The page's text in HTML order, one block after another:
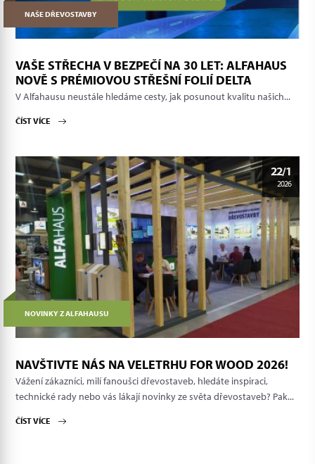
NAŠE DŘEVOSTAVBY
VAŠE STŘECHA V BEZPEČÍ NA 30 LET: ALFAHAUS
NOVĚ S PRÉMIOVOU STŘEŠNÍ FOLIÍ DELTA
V Alfahausu neustále hledáme cesty, jak posunout kvalitu našich...
ČÍST VÍCE
22/1
2026
NOVINKY Z ALFAHAUSU
NAVŠTIVTE NÁS NA VELETRHU FOR WOOD 2026!
Vážení zákazníci, milí fanoušci dřevostaveb, hledáte inspiraci,
technické rady nebo vás lákají novinky ze světa dřevostaveb? Pak...
ČÍST VÍCE